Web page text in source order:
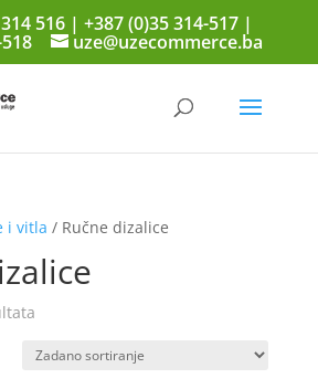
516 | +387 (0)35 314-517 |
uze@uzecommerce.ba
i vitla / Ručne dizalice